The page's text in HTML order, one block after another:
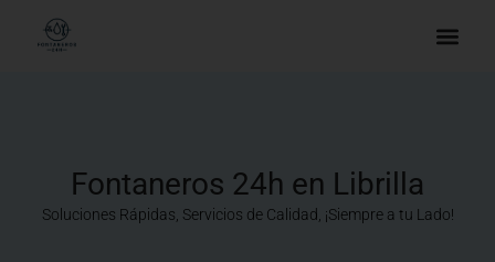
Fontaneros 24h en Librilla
Soluciones Rápidas, Servicios de Calidad, ¡Siempre a tu Lado!